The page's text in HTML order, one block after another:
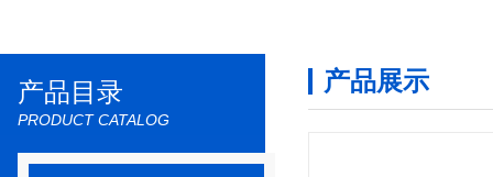
产品目录
PRODUCT CATALOG
产品展示